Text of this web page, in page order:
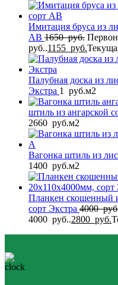
Имитация бруса из
AB 1650руб.
руб..1155 руб.
Палубная доска из
Экстра 1 руб.м2
штиль из ангарской
2660 руб.м2
Вагонка штиль из
1400 руб.м2
Планкен скошенный
сорт Экстра 4000
4000 руб..2800 руб.